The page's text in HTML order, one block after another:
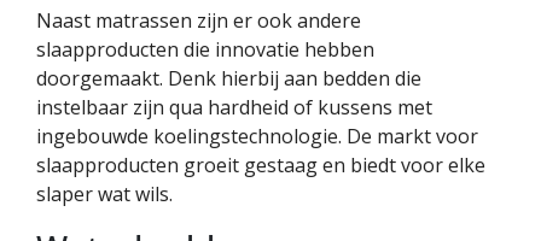
Naast matrassen zijn er ook andere
slaapproducten die innovatie hebben
doorgemaakt. Denk hierbij aan bedden die
instelbaar zijn qua hardheid of kussens met
ingebouwde koelingstechnologie. De markt voor
slaapproducten groeit gestaag en biedt voor elke
slaper wat wils.